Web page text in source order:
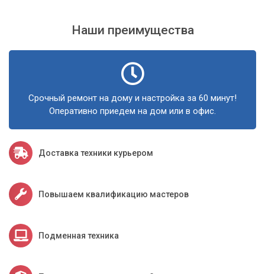
Наши преимущества
Срочный ремонт на дому и настройка за 60 минут!
Оперативно приедем на дом или в офис.
Доставка техники курьером
Повышаем квалификацию мастеров
Подменная техника